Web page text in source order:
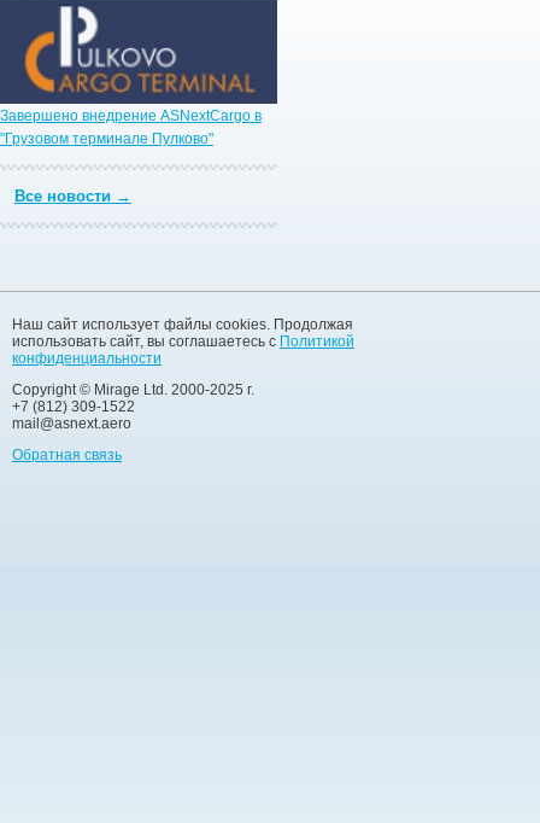
Завершено внедрение ASNextCargo в
"Грузовом терминале Пулково"
Все новости →
Наш сайт использует файлы cookies. Продолжая
использовать сайт, вы соглашаетесь с Политикой
конфиденциальности
Copyright © Mirage Ltd. 2000-2025 г.
+7 (812) 309-1522
mail@asnext.aero
Обратная связь